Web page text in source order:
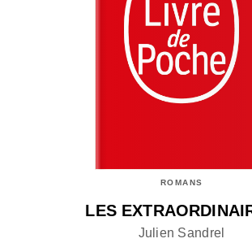
ROMANS
LES
Julien Sandrel